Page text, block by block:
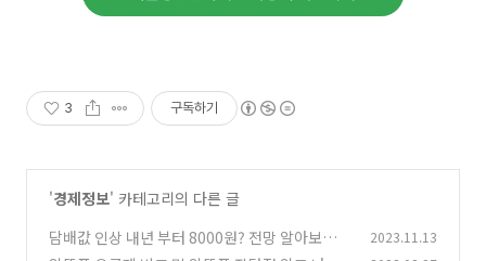
3 구독하기
'경제정보' 카테고리의 다른 글
담배값 인상 내년 부터 8000원? 전망 알아보기
2023.11.13